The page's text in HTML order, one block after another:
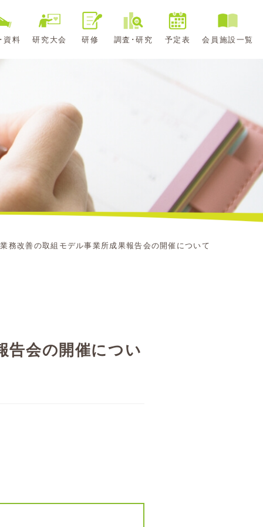
資料 研究大会 研修 調査･研究 予定表 会員施設一覧
務改善の取組モデル事業所成果報告会の開催について
告会の開催につい